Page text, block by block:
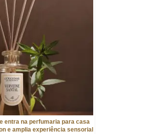
entra na perfumaria para casa
e amplia experiência sensorial